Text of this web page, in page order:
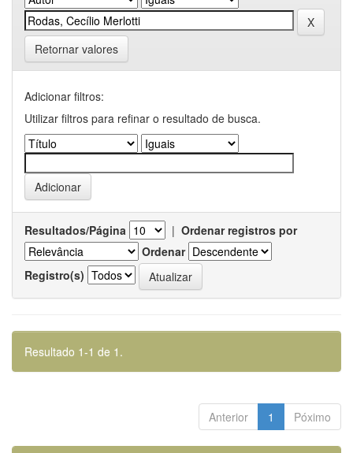
Retornar valores
Adicionar filtros:
Utilizar filtros para refinar o resultado de busca.
Resultados/Página | Ordenar registros por
Ordenar
Registro(s)
Resultado 1-1 de 1.
Anterior 1 Póximo